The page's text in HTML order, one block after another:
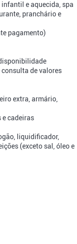
e aquecida, spa
pranchário e
pagamento)
de valores
extra, armário,
e cadeiras
liquidificador,
(exceto sal, óleo e